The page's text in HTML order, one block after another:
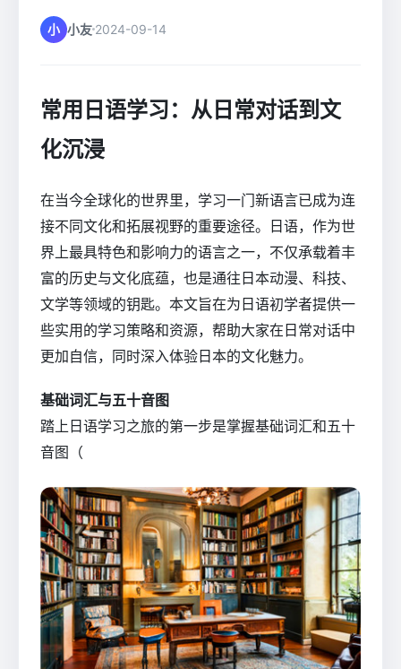
小 小友 2024-09-14
常用日语学习：从日常对话到文
化沉浸
在当今全球化的世界里，学习一门新语言已成为连
接不同文化和拓展视野的重要途径。日语，作为世
界上最具特色和影响力的语言之一，不仅承载着丰
富的历史与文化底蕴，也是通往日本动漫、科技、
文学等领域的钥匙。本文旨在为日语初学者提供一
些实用的学习策略和资源，帮助大家在日常对话中
更加自信，同时深入体验日本的文化魅力。
基础词汇与五十音图
踏上日语学习之旅的第一步是掌握基础词汇和五十
音图（